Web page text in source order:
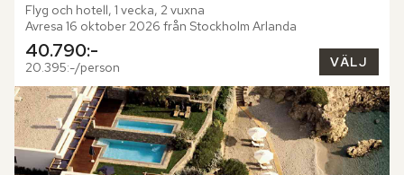
Flyg och hotell, 1 vecka, 2 vuxna
Avresa 16 oktober 2026 från Stockholm Arlanda
40.790:-
20.395:-/person VÄLJ